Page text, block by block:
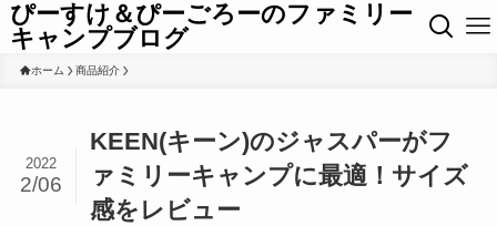
ぴーすけ＆ぴーごろーのファミリー
キャンプブログ
ホーム 商品紹介
KEEN(キーン)のジャスパーがフ
ァミリーキャンプに最適！サイズ
感をレビュー
2022
2/06